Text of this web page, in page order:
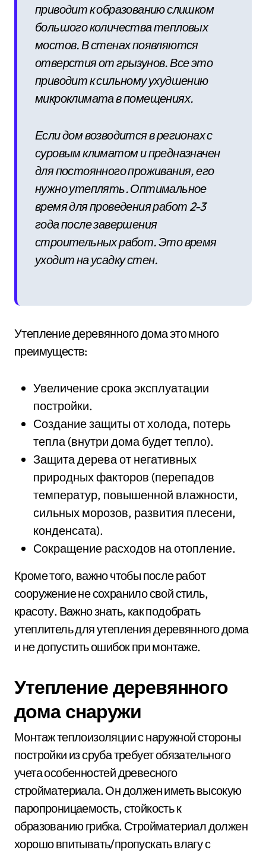
приводит к образованию слишком
большого количества тепловых
мостов. В стенах появляются
отверстия от грызунов. Все это
приводит к сильному ухудшению
микроклимата в помещениях.
Если дом возводится в регионах с
суровым климатом и предназначен
для постоянного проживания, его
нужно утеплять. Оптимальное
время для проведения работ 2-3
года после завершения
строительных работ. Это время
уходит на усадку стен.
Утепление деревянного дома это много
преимуществ:
Увеличение срока эксплуатации
постройки.
Создание защиты от холода, потерь
тепла (внутри дома будет тепло).
Защита дерева от негативных
природных факторов (перепадов
температур, повышенной влажности,
сильных морозов, развития плесени,
конденсата).
Сокращение расходов на отопление.
Кроме того, важно чтобы после работ
сооружение не сохранило свой стиль,
красоту. Важно знать, как подобрать
утеплитель для утепления деревянного дома
и не допустить ошибок при монтаже.
Утепление деревянного
дома снаружи
Монтаж теплоизоляции с наружной стороны
постройки из сруба требует обязательного
учета особенностей древесного
стройматериала. Он должен иметь высокую
паропроницаемость, стойкость к
образованию грибка. Стройматериал должен
хорошо впитывать/пропускать влагу с